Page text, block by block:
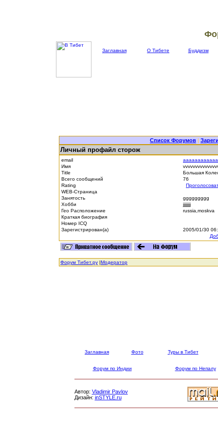
Заглавная О Тибете Буддизм
Список Форумов |
Личный профайл сторож
email
Имя
Title
Большая
Всего сообщений
76
Rating
WEB-Страница
Занятость
ggggggggg
Хобби
jjjjjjjj
Гео Расположение
russia,moskva
Краткая биография
Номер ICQ
Зарегистрирован(а)
2005/01/30
Форум Тибет.ру |Модератор
Заглавная Фото Туры в Тибет
Форум по Индии Форум по Непалу
Автор: Vladimir Pavlov
Дизайн: inSTYLE.ru